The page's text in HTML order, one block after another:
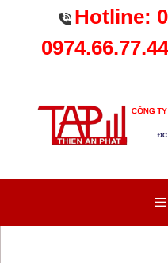
Hotline:
0974.66.77.44